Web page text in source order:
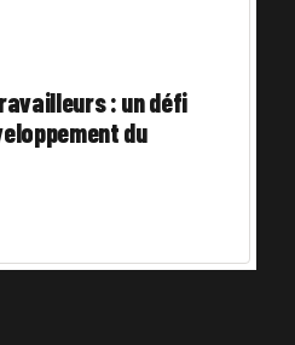
: un défi
du